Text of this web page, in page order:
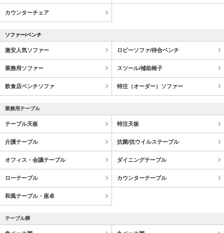
カウンターチェア
ソファー/ベンチ
激安人気ソファー ロビーソファ/待合ベンチ
業務用ソファー スツール/補助椅子
飲食店ベンチソファ 特注（オーダー）ソファー
業務用テーブル
テーブル天板 特注天板
介護テーブル 抗菌/抗ウイルステーブル
オフィス・会議テーブル ダイニングテーブル
ローテーブル カウンターテーブル
和風テーブル・座卓
テーブル脚